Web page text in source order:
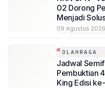
02 Dorong
Menjadi
09 Agustus 2026
OLAHRAGA
Jadwal
Pembuktian
King Edisi